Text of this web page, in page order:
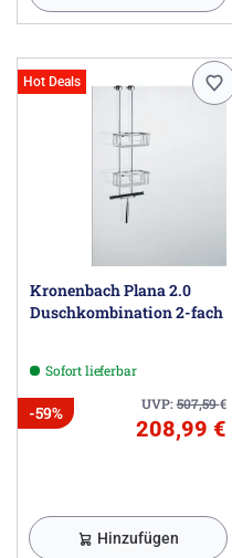
Hot Deals
Kronenbach Plana 2.0
Duschkombination 2-fach
Sofort lieferbar
UVP:507,59€
-59%
208,99 €
Hinzufügen